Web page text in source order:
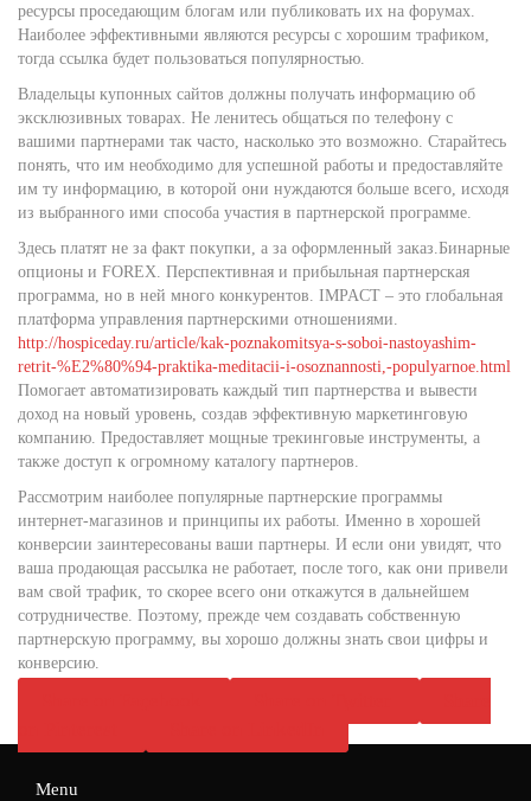
ресурсы проседающим блогам или публиковать их на форумах.
Наиболее эффективными являются ресурсы с хорошим трафиком,
тогда ссылка будет пользоваться популярностью.
Владельцы купонных сайтов должны получать информацию об
эксклюзивных товарах. Не ленитесь общаться по телефону с
вашими партнерами так часто, насколько это возможно. Старайтесь
понять, что им необходимо для успешной работы и предоставляйте
им ту информацию, в которой они нуждаются больше всего, исходя
из выбранного ими способа участия в партнерской программе.
Здесь платят не за факт покупки, а за оформленный заказ.Бинарные
опционы и FOREX. Перспективная и прибыльная партнерская
программа, но в ней много конкурентов. IMPACT – это глобальная
платформа управления партнерскими отношениями.
http://hospiceday.ru/article/kak-poznakomitsya-s-soboi-nastoyashim-
retrit-%E2%80%94-praktika-meditacii-i-osoznannosti,-populyarnoe.html
Помогает автоматизировать каждый тип партнерства и вывести
доход на новый уровень, создав эффективную маркетинговую
компанию. Предоставляет мощные трекинговые инструменты, а
также доступ к огромному каталогу партнеров.
Рассмотрим наиболее популярные партнерские программы
интернет-магазинов и принципы их работы. Именно в хорошей
конверсии заинтересованы ваши партнеры. И если они увидят, что
ваша продающая рассылка не работает, после того, как они привели
вам свой трафик, то скорее всего они откажутся в дальнейшем
сотрудничестве. Поэтому, прежде чем создавать собственную
партнерскую программу, вы хорошо должны знать свои цифры и
конверсию.
Menu